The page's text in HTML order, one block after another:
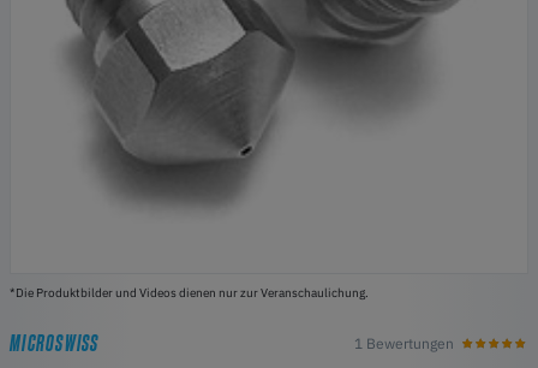
*Die Produktbilder und Videos dienen nur zur Veranschaulichung.
MICROSWISS 1 Bewertungen